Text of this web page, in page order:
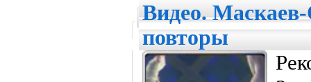
Видео.
повторы